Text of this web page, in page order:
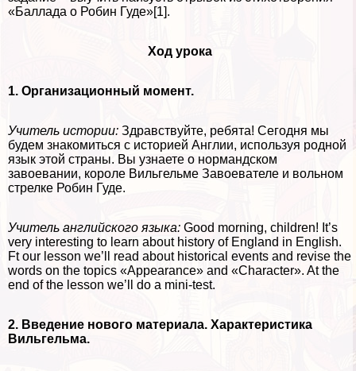
«Баллада о Робин Гуде»[1].
Ход урока
1. Организационный момент.
Учитель истории: Здравствуйте, ребята! Сегодня мы
будем знакомиться с историей Англии, используя родной
язык этой страны. Вы узнаете о нормaндском
завоевании, короле Вильгельме Завоевателе и вольном
стрелке Робин Гуде.
Учитель английского языка: Good morning, children! It’s
very interesting to learn about history of England in English.
Ft our lesson we’ll read about historical events and revise the
words on the topics «Appearance» and «Character». At the
end of the lesson we’ll do a mini-test.
2. Введение нового материала. Хаpaктеристика
Вильгельма.